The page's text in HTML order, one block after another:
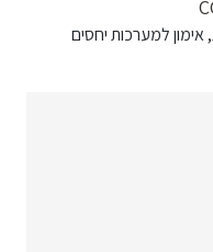
אימון למערכות יחסים